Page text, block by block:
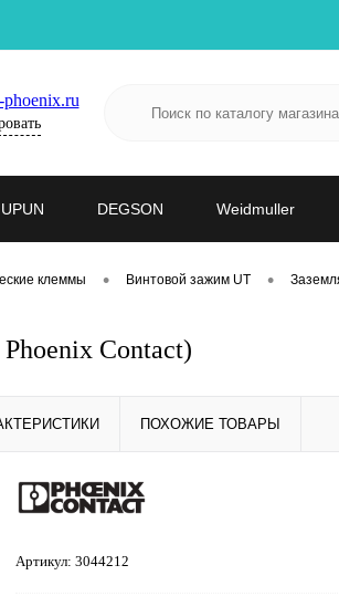
UPUN DEGSON Weidmuller
клеммы • Винтовой зажим UT •
Contact)
ПОХОЖИЕ ТОВАРЫ
Артикул: 3044212